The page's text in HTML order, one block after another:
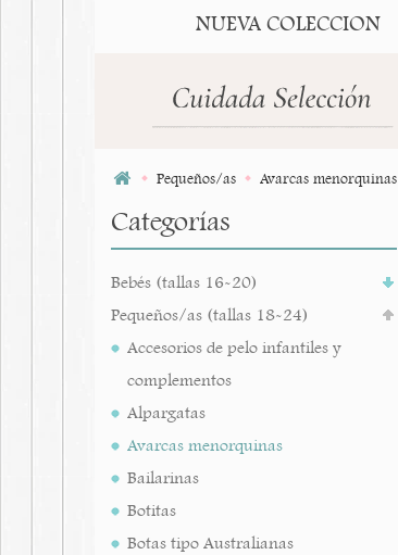
NUEVA COLECCION
Pequeños/as Avarcas menorquinas
Categorías
Bebés (tallas 16-20)
Pequeños/as (tallas 18-24)
Accesorios de pelo infantiles y
complementos
Alpargatas
Avarcas menorquinas
Bailarinas
Botitas
Botas tipo Australianas